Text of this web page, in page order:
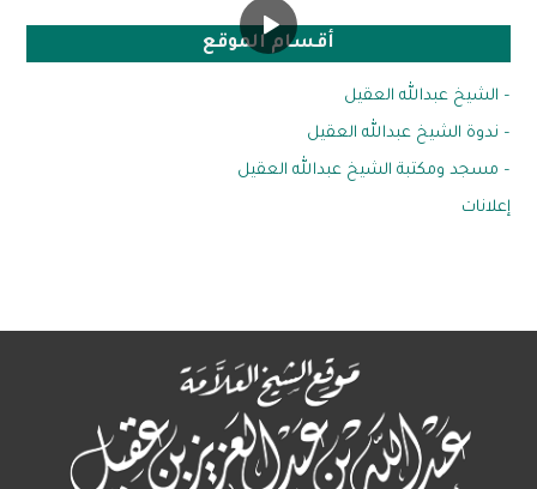
أقسام الموقع
– الشيخ عبدالله العقيل
– ندوة الشيخ عبدالله العقيل
– مسجد ومكتبة الشيخ عبدالله العقيل
إعلانات